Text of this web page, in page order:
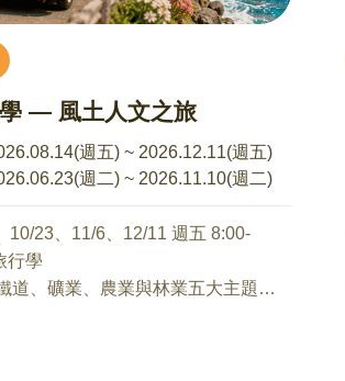
數：7人
：一支花藝剪刀(若無，一般剪刀亦
提袋(尺寸大約長40x寬30x高45cm)
花器、海綿、鐵絲、竹籤
僅供參考)
費截止日：2026年9月1日
— 風土人文之旅
週五) ~ 2026.12.11(週五)
週二) ~ 2026.11.10(週二)
10/23、11/6、12/11 週五 8:00-
行學
道、礦業、農業與林業五大主題，